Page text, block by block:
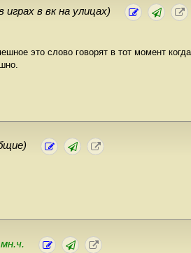
играх в вк на улицах)
это слово говорят в тот момент когда